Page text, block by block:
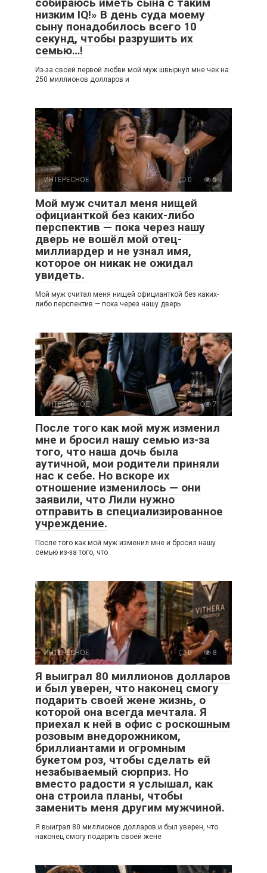
низким IQ!» В день суда моему
сыну понадобилось всего 10
секунд, чтобы разрушить их
семью…!
Из-за своей первой любви мой муж швырнул мне чек на
250 миллионов долларов и
ИНТЕРЕСНОЕ 0 5
Мой муж считал меня нищей
официанткой без каких-либо
перспектив — пока через нашу
дверь не вошёл мой отец-
миллиардер и не узнал имя,
которое он никак не ожидал
увидеть.
Мой муж считал меня нищей официанткой без каких-
либо перспектив — пока через нашу дверь
ИНТЕРЕСНОЕ 0 7
После того как мой муж изменил
мне и бросил нашу семью из-за
того, что наша дочь была
аутичной, мои родители приняли
нас к себе. Но вскоре их
отношение изменилось — они
заявили, что Лили нужно
отправить в специализированное
учреждение.
После того как мой муж изменил мне и бросил нашу
семью из-за того, что
ИНТЕРЕСНОЕ 0 8
Я выиграл 80 миллионов долларов
и был уверен, что наконец смогу
подарить своей жене жизнь, о
которой она всегда мечтала. Я
приехал к ней в офис с роскошным
розовым внедорожником,
бриллиантами и огромным
букетом роз, чтобы сделать ей
незабываемый сюрприз. Но
вместо радости я услышал, как
она строила планы, чтобы
заменить меня другим мужчиной.
Я выиграл 80 миллионов долларов и был уверен, что
наконец смогу подарить своей жене